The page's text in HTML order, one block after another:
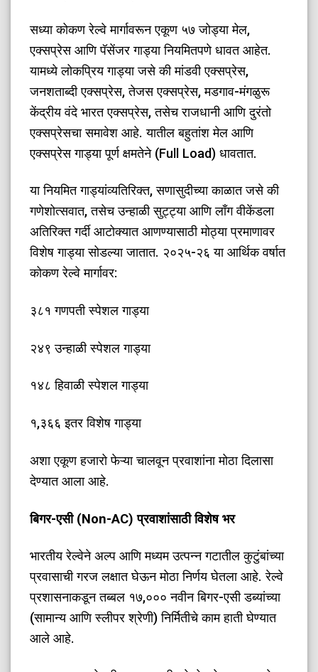
​सध्या कोकण रेल्वे मार्गावरून एकूण ५७ जोड्या मेल,
एक्सप्रेस आणि पॅसेंजर गाड्या नियमितपणे धावत आहेत.
यामध्ये लोकप्रिय गाड्या जसे की मांडवी एक्सप्रेस,
जनशताब्दी एक्सप्रेस, तेजस एक्सप्रेस, मडगाव-मंगळुरू
केंद्रीय वंदे भारत एक्सप्रेस, तसेच राजधानी आणि दुरंतो
एक्सप्रेसचा समावेश आहे. यातील बहुतांश मेल आणि
एक्सप्रेस गाड्या पूर्ण क्षमतेने (Full Load) धावतात.
​या नियमित गाड्यांव्यतिरिक्त, सणासुदीच्या काळात जसे की
गणेशोत्सवात, तसेच उन्हाळी सुट्ट्या आणि लाँग वीकेंडला
अतिरिक्त गर्दी आटोक्यात आणण्यासाठी मोठ्या प्रमाणावर
विशेष गाड्या सोडल्या जातात. २०२५-२६ या आर्थिक वर्षात
कोकण रेल्वे मार्गावर:
​३८१ गणपती स्पेशल गाड्या
​२४९ उन्हाळी स्पेशल गाड्या
​१४८ हिवाळी स्पेशल गाड्या
​१,३६६ इतर विशेष गाड्या
अशा एकूण हजारो फेऱ्या चालवून प्रवाशांना मोठा दिलासा
देण्यात आला आहे.
​बिगर-एसी (Non-AC) प्रवाशांसाठी विशेष भर
​भारतीय रेल्वेने अल्प आणि मध्यम उत्पन्न गटातील कुटुंबांच्या
प्रवासाची गरज लक्षात घेऊन मोठा निर्णय घेतला आहे. रेल्वे
प्रशासनाकडून तब्बल १७,००० नवीन बिगर-एसी डब्यांच्या
(सामान्य आणि स्लीपर श्रेणी) निर्मितीचे काम हाती घेण्यात
आले आहे.